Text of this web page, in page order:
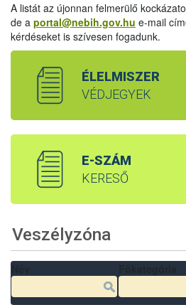
A listát az újonnan felmerülő
de a portal@nebih.gov.hu e-mail
kérdéseket is szívesen fogadunk.
ÉLELMISZER
VÉDJEGYEK
E-SZÁM
KERESŐ
Veszélyzóna